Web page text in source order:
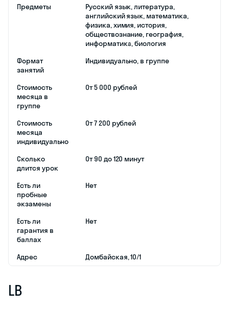
Предметы
Русский язык, литература,
английский язык, математика,
физика, химия, история,
обществознание, география,
информатика, биология
Формат
занятий
Индивидуально, в группе
Стоимость
месяца в
группе
От 5 000 рублей
Стоимость
месяца
индивидуально
От 7 200 рублей
Сколько
длится урок
От 90 до 120 минут
Есть ли
пробные
экзамены
Нет
Есть ли
гарантия в
баллах
Нет
Адрес ​Домбайская, 10/1
LB